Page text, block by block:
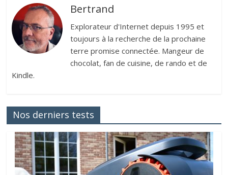
Bertrand
Explorateur d'Internet depuis 1995 et
toujours à la recherche de la prochaine
terre promise connectée. Mangeur de
chocolat, fan de cuisine, de rando et de
Kindle.
Nos derniers tests